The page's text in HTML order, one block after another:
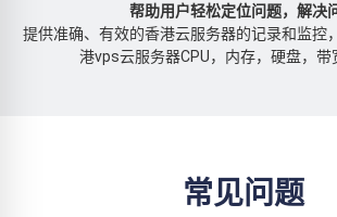
帮助用户轻松定位问题，解决
提供准确、有效的香港云服务器的记录和监控
港vps云服务器CPU，内存，硬盘，带
常见问题